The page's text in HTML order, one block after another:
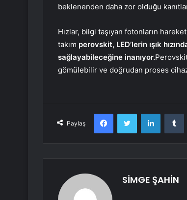
beklenenden daha zor olduğu
Hızlar, bilgi taşıyan fotonların
takım perovskit, LED’lerin ışık
sağlayabileceğine inanıyor.
gömülebilir ve doğrudan proses
Paylaş
FacebookTwitter LinkedIn
SİMGE ŞAHİN